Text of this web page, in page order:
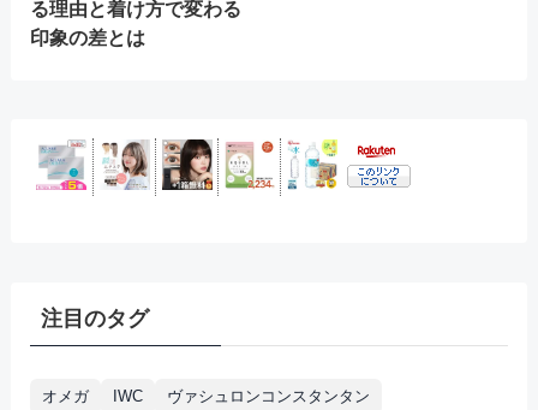
る理由と着け方で変わる
印象の差とは
注目のタグ
オメガ IWC
ヴァシュロンコンスタンタン